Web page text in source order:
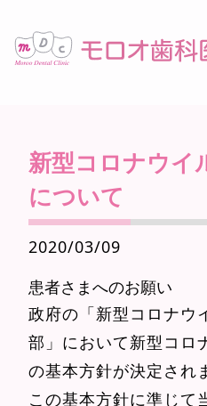
新型コロナウイ
について
2020/03/09
患者さまへのお願い
政府の「新型コロナウ
部」において新型コロ
の基本方針が決定され
この基本方針に準じて